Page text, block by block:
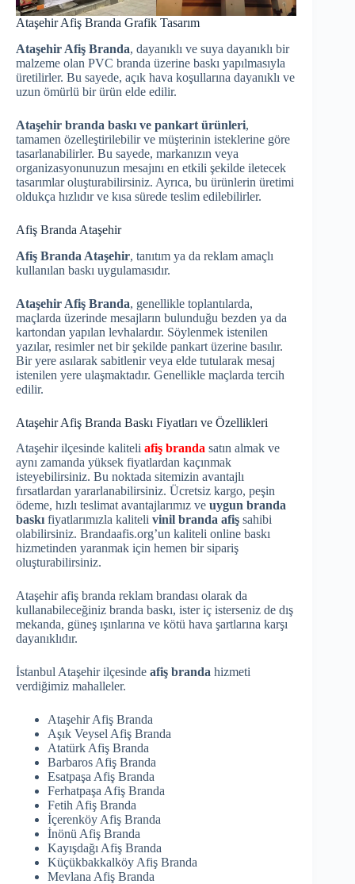
Ataşehir Afiş Branda Grafik Tasarım
Ataşehir Afiş Branda, dayanıklı ve suya dayanıklı bir
malzeme olan PVC branda üzerine baskı yapılmasıyla
üretilirler. Bu sayede, açık hava koşullarına dayanıklı ve
uzun ömürlü bir ürün elde edilir.
Ataşehir branda baskı ve pankart ürünleri,
tamamen özelleştirilebilir ve müşterinin isteklerine göre
tasarlanabilirler. Bu sayede, markanızın veya
organizasyonunuzun mesajını en etkili şekilde iletecek
tasarımlar oluşturabilirsiniz. Ayrıca, bu ürünlerin üretimi
oldukça hızlıdır ve kısa sürede teslim edilebilirler.
Afiş Branda Ataşehir
Afiş Branda Ataşehir, tanıtım ya da reklam amaçlı
kullanılan baskı uygulamasıdır.
Ataşehir Afiş Branda, genellikle toplantılarda,
maçlarda üzerinde mesajların bulunduğu bezden ya da
kartondan yapılan levhalardır. Söylenmek istenilen
yazılar, resimler net bir şekilde pankart üzerine basılır.
Bir yere asılarak sabitlenir veya elde tutularak mesaj
istenilen yere ulaşmaktadır. Genellikle maçlarda tercih
edilir.
Ataşehir Afiş Branda Baskı Fiyatları ve Özellikleri
Ataşehir ilçesinde kaliteli afiş branda satın almak ve
aynı zamanda yüksek fiyatlardan kaçınmak
isteyebilirsiniz. Bu noktada sitemizin avantajlı
fırsatlardan yararlanabilirsiniz. Ücretsiz kargo, peşin
ödeme, hızlı teslimat avantajlarımız ve uygun branda
baskı fiyatlarımızla kaliteli vinil branda afiş sahibi
olabilirsiniz. Brandaafis.org’un kaliteli online baskı
hizmetinden yaranmak için hemen bir sipariş
oluşturabilirsiniz.
Ataşehir afiş branda reklam brandası olarak da
kullanabileceğiniz branda baskı, ister iç isterseniz de dış
mekanda, güneş ışınlarına ve kötü hava şartlarına karşı
dayanıklıdır.
İstanbul Ataşehir ilçesinde afiş branda hizmeti
verdiğimiz mahalleler.
Ataşehir Afiş Branda
Aşık Veysel Afiş Branda
Atatürk Afiş Branda
Barbaros Afiş Branda
Esatpaşa Afiş Branda
Ferhatpaşa Afiş Branda
Fetih Afiş Branda
İçerenköy Afiş Branda
İnönü Afiş Branda
Kayışdağı Afiş Branda
Küçükbakkalköy Afiş Branda
Mevlana Afiş Branda